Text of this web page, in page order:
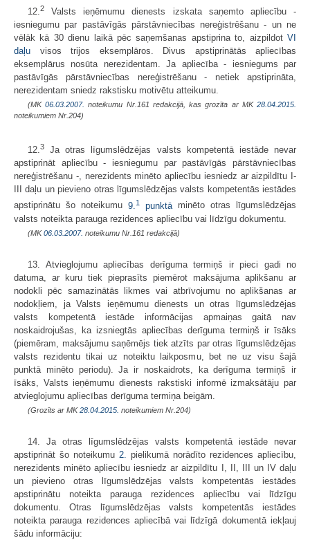
12.2
Valsts ieņēmumu dienests izskata saņemto apliecību -
iesniegumu par pastāvīgās pārstāvniecības nereģistrēšanu - un ne
vēlāk kā 30 dienu laikā pēc saņemšanas apstiprina to, aizpildotVI
daļu visos trijos eksemplāros. Divus apstiprinātās apliecības
eksemplārus nosūta nerezidentam. Ja apliecība - iesniegums par
pastāvīgās pārstāvniecības nereģistrēšanu - netiek apstiprināta,
nerezidentam sniedz rakstisku motivētu atteikumu.
(MK06.03.2007. noteikumu Nr.161 redakcijā, kas grozīta ar MK28.04.2015.
noteikumiem Nr.204)
12.3
Ja otras līgumslēdzējas valsts kompetentā iestāde nevar
apstiprināt apliecību - iesniegumu par pastāvīgās pārstāvniecības
nereģistrēšanu -, nerezidents minēto apliecību iesniedz ar aizpildītu I-
III daļu un pievieno otras līgumslēdzējas valsts kompetentās iestādes
apstiprinātu šo noteikumu 9. 1 punktā minēto otras līgumslēdzējas
valsts noteikta parauga rezidences apliecību vai līdzīgu dokumentu.
(MK06.03.2007. noteikumu Nr.161 redakcijā)
13. Atvieglojumu apliecības derīguma termiņš ir pieci gadi no
datuma, ar kuru tiek pieprasīts piemērot maksājuma aplikšanu ar
nodokli pēc samazinātās likmes vai atbrīvojumu no aplikšanas ar
nodokļiem, ja Valsts ieņēmumu dienests un otras līgumslēdzējas
valsts kompetentā iestāde informācijas apmaiņas gaitā nav
noskaidrojušas, ka izsniegtās apliecības derīguma termiņš ir īsāks
(piemēram, maksājumu saņēmējs tiek atzīts par otras līgumslēdzējas
valsts rezidentu tikai uz noteiktu laikposmu, bet ne uz visu šajā
punktā minēto periodu). Ja ir noskaidrots, ka derīguma termiņš ir
īsāks, Valsts ieņēmumu dienests rakstiski informē izmaksātāju par
atvieglojumu apliecības derīguma termiņa beigām.
(Grozīts ar MK28.04.2015. noteikumiem Nr.204)
14. Ja otras līgumslēdzējas valsts kompetentā iestāde nevar
apstiprināt šo noteikumu 2.
pielikumā norādīto rezidences apliecību,
nerezidents minēto apliecību iesniedz ar aizpildītu I, II, III un IV daļu
un pievieno otras līgumslēdzējas valsts kompetentās iestādes
apstiprinātu noteikta parauga rezidences apliecību vai līdzīgu
dokumentu. Otras līgumslēdzējas valsts kompetentās iestādes
noteikta parauga rezidences apliecībā vai līdzīgā dokumentā iekļauj
šādu informāciju: